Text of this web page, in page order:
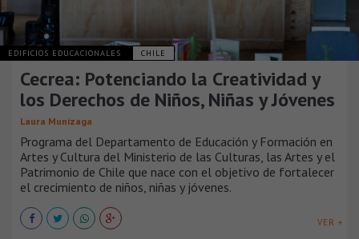
EDIFICIOS EDUCACIONALES CHILE
Cecrea: Potenciando la Creatividad y
los Derechos de Niños, Niñas y Jóvenes
Laura Munizaga
Programa del Departamento de Educación y Formación en
Artes y Cultura del Ministerio de las Culturas, las Artes y el
Patrimonio de Chile que nace con el objetivo de fortalecer
el crecimiento de niños, niñas y jóvenes.
VER +